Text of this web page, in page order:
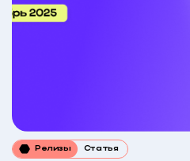
Релизы Статья